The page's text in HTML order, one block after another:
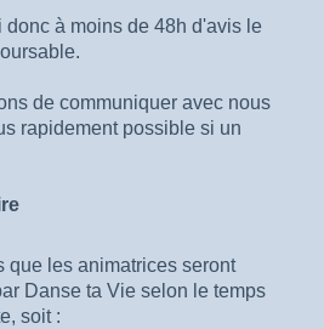
à moins de 48h d'avis le
de communiquer avec nous
rapidement possible si un
que les animatrices seront
Danse ta Vie selon le temps
soit :